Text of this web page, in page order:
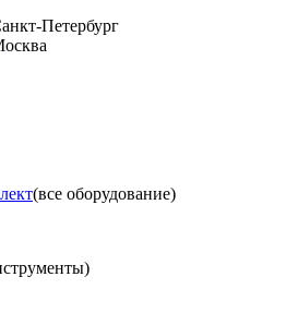
Петербург
(все оборудование)